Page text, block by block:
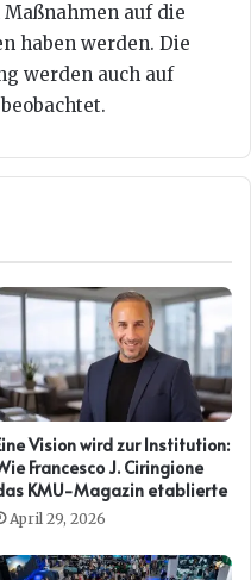
auf die
haben werden. Die
werden auch auf
Vision wird zur Institution:
Francesco J. Ciringione
KMU-Magazin etablierte
April 29, 2026